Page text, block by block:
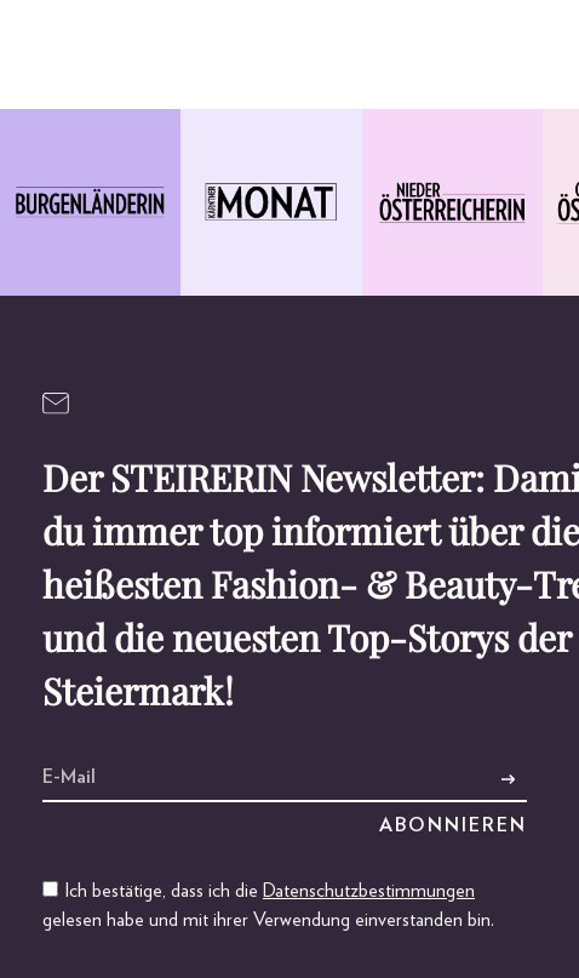
Der STEIRERIN Newsletter:
du immer top informiert über die
heißesten Fashion- & Beauty-
und die neuesten Top-Storys der
Steiermark!
Ich bestätige, dass ich die Datenschutzbestimmungen
gelesen habe und mit ihrer Verwendung einverstanden bin.